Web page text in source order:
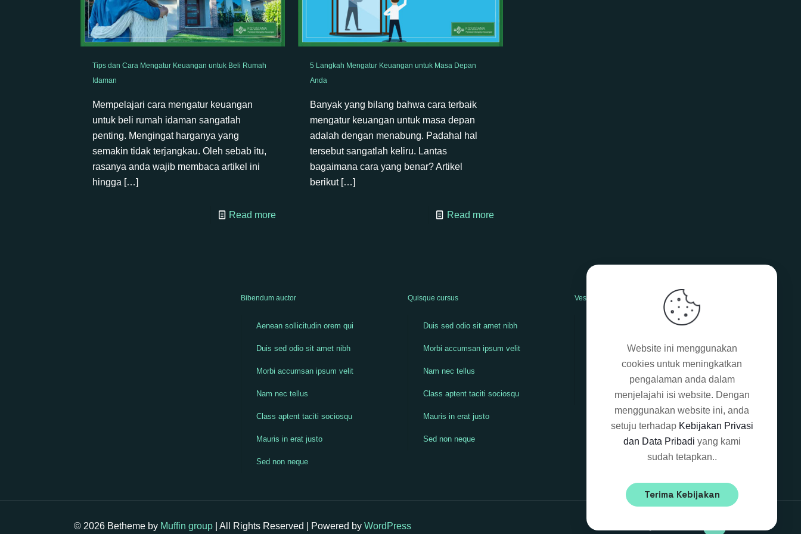
Tips dan Cara Mengatur Keuangan untuk Beli Rumah
Idaman
Mempelajari cara mengatur keuangan
untuk beli rumah idaman sangatlah
penting. Mengingat harganya yang
semakin tidak terjangkau. Oleh sebab itu,
rasanya anda wajib membaca artikel ini
hingga […]
Read more
5 Langkah Mengatur Keuangan untuk Masa Depan
Anda
Banyak yang bilang bahwa cara terbaik
mengatur keuangan untuk masa depan
adalah dengan menabung. Padahal hal
tersebut sangatlah keliru. Lantas
bagaimana cara yang benar? Artikel
berikut[…]
Read more
Bibendum auctor
Aenean sollicitudin orem qui
Duis sed odio sit amet nibh
Morbi accumsan ipsum velit
Nam nec tellus
Class aptent taciti sociosqu
Mauris in erat justo
Sed non neque
Quisque cursus
Duis sed odio sit amet nibh
Morbi accumsan ipsum velit
Nam nec tellus
Class aptent taciti sociosqu
Mauris in erat justo
Sed non neque
Vesti bulum
Class aptent taciti sociosqu
Sed non neque
© 2026 Betheme by Muffin group | All Rights Reserved | Powered by WordPress
Website ini menggunakan
cookies untuk meningkatkan
pengalaman anda dalam
menjelajahi isi website. Dengan
menggunakan website ini, anda
setuju terhadap Kebijakan Privasi
dan Data Pribadi yang kami
sudah tetapkan..
Terima Kebijakan